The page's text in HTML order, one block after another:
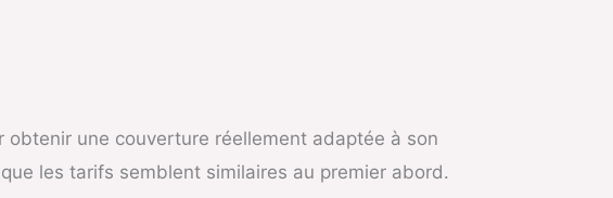
obtenir une couverture réellement adaptée à son
les tarifs semblent similaires au premier abord.